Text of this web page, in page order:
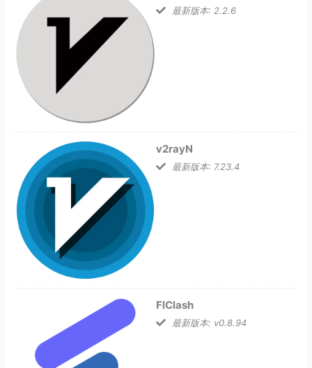
最新版本: 2.2.6
v2rayN
最新版本: 7.23.4
FlClash
最新版本: v0.8.94